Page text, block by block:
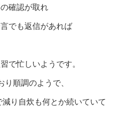
確認が取れ
でも返信があれば
で忙しいようです。
順調のようで、
り自炊も何とか続いていて